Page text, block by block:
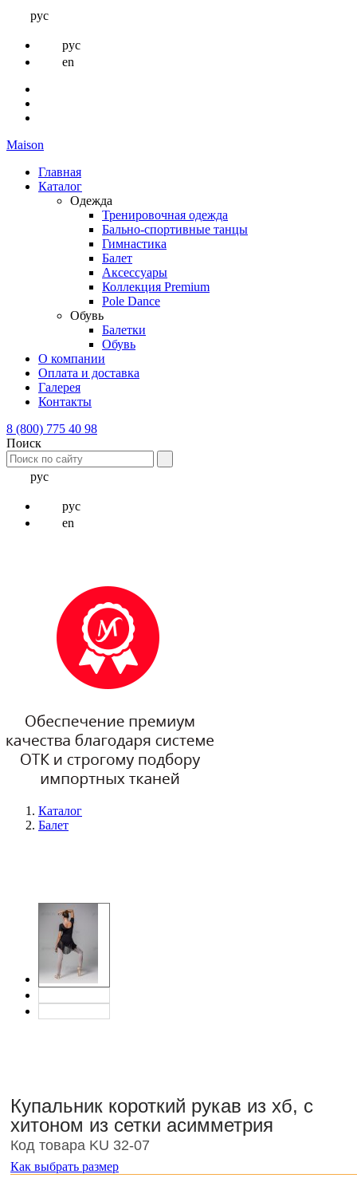
рус
рус
en
Maison
Главная
Каталог
Одежда
Тренировочная одежда
Бально-спортивные танцы
Гимнастика
Балет
Аксессуары
Коллекция Premium
Pole Dance
Обувь
Балетки
Обувь
О компании
Оплата и доставка
Галерея
Контакты
8 (800) 775 40 98
Поиск
рус
рус
en
Каталог
Балет
Купальник короткий рукав из хб, с
хитоном из сетки асимметрия
Код товара KU 32-07
Как выбрать размер